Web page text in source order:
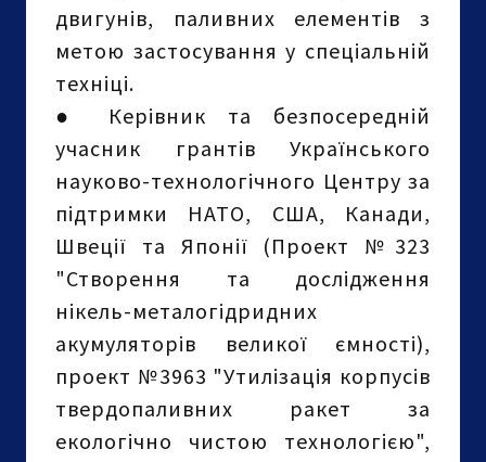
двигунів, паливних елементів з
метою застосування у спеціальній
техніці.
● Керівник та безпосередній
учасник грантів Українського
науково-технологічного Центру за
підтримки НАТО, США, Канади,
Швеції та Японії (Проект №323
"Створення та дослідження
нікель-металогідридних
акумуляторів великої ємності),
проект №3963 "Утилізація корпусів
твердопаливних ракет за
екологічно чистою технологією",